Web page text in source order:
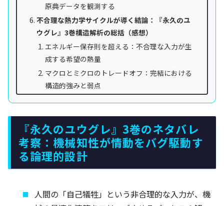
原典データを観測する
不合理な熱力学サイクルが導く結論：『永久のユ
ウグレ』3巻構造解析の総括（感想）
エネルギー保存則を超える：不合理な入力が生
成する希望の熱量
マクロとミクロのトレードオフ：完結における
構造的強みと弱点
『永久のユウグレ』3巻のネタバレ
考察：機械知性が情動をバグ駆動す
る論理的設計
人間の「自己犠牲」という非合理的な入力が、機